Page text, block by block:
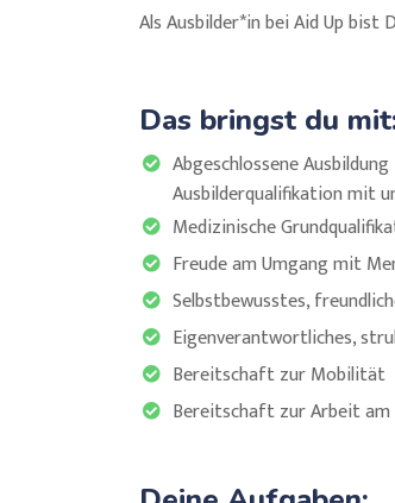
Als Ausbilder*in bei Aid Up
Das bringst du
Abgeschlossene
Ausbilderqualifikation mit
Medizinische
Freude am Umgang mit
Selbstbewusstes,
Eigenverantwortliches,
Bereitschaft zur Mobilität
Bereitschaft zur Arbeit am